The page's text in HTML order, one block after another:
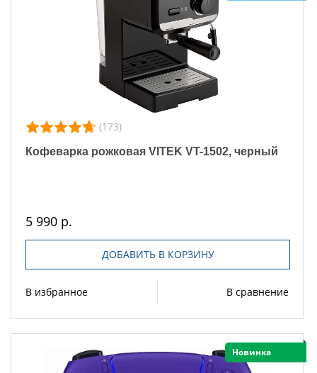
(173)
Кофеварка рожковая VITEK VT-1502, черный
5 990 р.
ДОБАВИТЬ В КОРЗИНУ
В избранное В сравнение
Новинка